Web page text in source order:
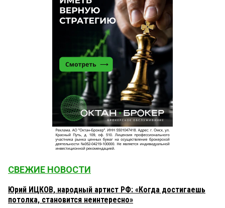
СВЕЖИЕ НОВОСТИ
Юрий ИЦКОВ, народный артист РФ: «Когда достигаешь
потолка, становится неинтересно»